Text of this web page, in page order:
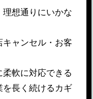
想通りにいかな
ャンセル・お客
軟に対応できる
長く続けるカギ